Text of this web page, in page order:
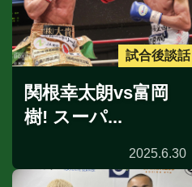
試合後談話
関根幸太朗vs富岡
樹! スーパ...
2025.6.30